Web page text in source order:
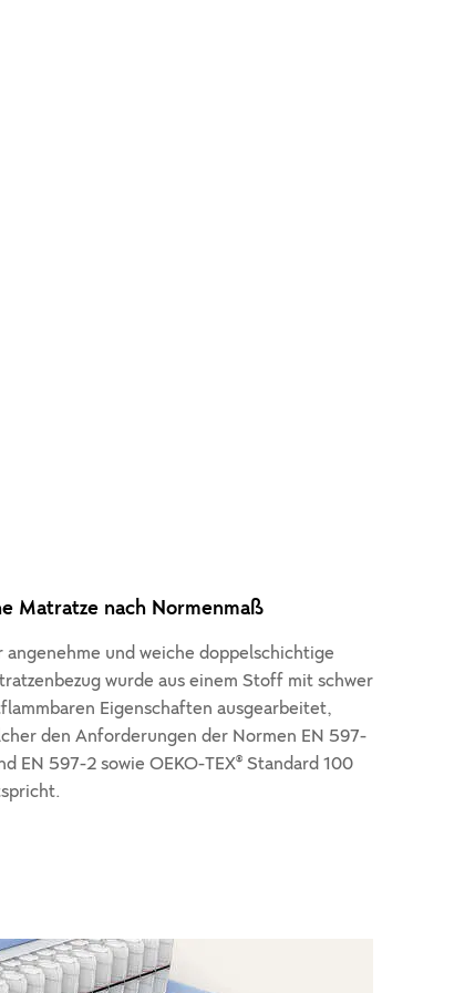
Matratze nach Normenmaß
angenehme und weiche doppelschichtige
wurde aus einem Stoff mit schwer
Eigenschaften ausgearbeitet,
den Anforderungen der Normen EN 597-
EN 597-2 sowie OEKO-TEX® Standard 100